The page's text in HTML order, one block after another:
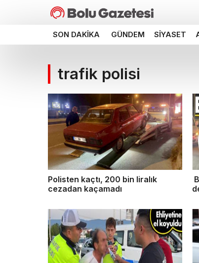
SON DAKIKA GÜNDEM SIYASET
trafik polisi
Polisten kaçtı, 200 bin liralık
cezadan kaçamadı